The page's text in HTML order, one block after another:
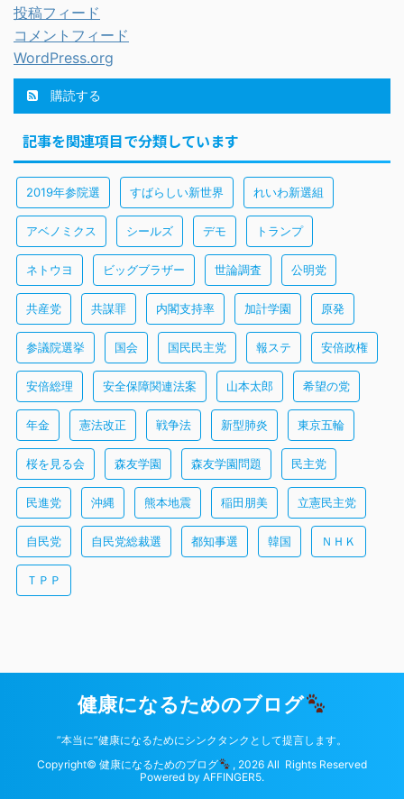
投稿フィード
コメントフィード
WordPress.org
購読する
記事を関連項目で分類しています
2019年参院選 すばらしい新世界 れいわ新選組
アベノミクス シールズ デモ トランプ
ネトウヨ ビッグブラザー 世論調査 公明党
共産党 共謀罪 内閣支持率 加計学園 原発
参議院選挙 国会 国民民主党 報ステ 安倍政権
安倍総理 安全保障関連法案 山本太郎 希望の党
年金 憲法改正 戦争法 新型肺炎 東京五輪
桜を見る会 森友学園 森友学園問題 民主党
民進党 沖縄 熊本地震 稲田朋美 立憲民主党
自民党 自民党総裁選 都知事選 韓国 ＮＨＫ
ＴＰＰ
健康になるためのブログ
”本当に”健康になるためにシンクタンクとして提言します。
Copyright© 健康になるためのブログ
, 2026 All Rights Reserved
Powered by AFFINGER5.